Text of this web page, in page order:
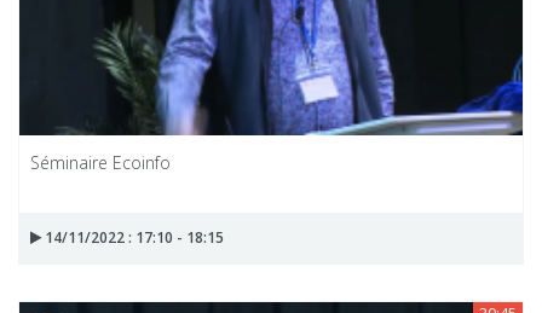
Séminaire Ecoinfo
14/11/2022 : 17:10 - 18:15